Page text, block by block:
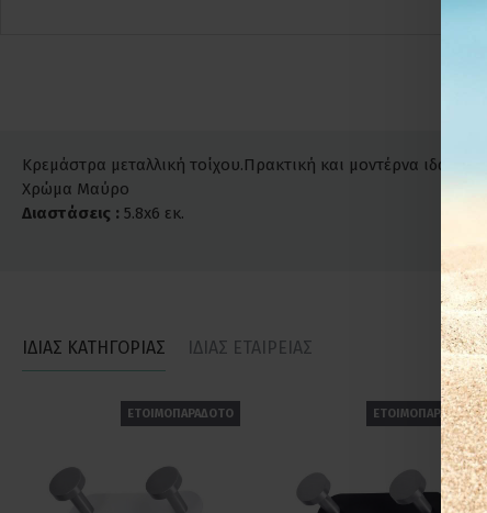
Κρεμάστρα μεταλλική τοίχου.Πρακτική και μοντέρνα ιδανική
Χρώμα Μαύρο
Διαστάσεις : 5.8x6 εκ.
ΙΔΙΑΣ ΚΑΤΗΓΟΡΙΑΣ ΙΔΙΑΣ ΕΤΑΙΡΕΙΑΣ
ΕΤΟΙΜΟΠΑΡΑΔΟΤΟ ΕΤΟΙΜΟΠΑΡΑΔΟΤΟ